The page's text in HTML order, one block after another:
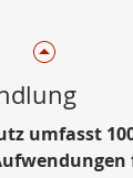
umfasst